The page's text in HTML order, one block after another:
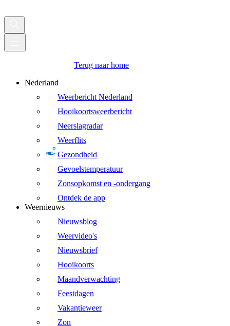
Terug naar home
Nederland
Weerbericht Nederland
Hooikoortsweerbericht
Neerslagradar
Weerflits
Gezondheid
Gevoelstemperatuur
Zonsopkomst en -ondergang
Ontdek de app
Weernieuws
Nieuwsblog
Weervideo's
Nieuwsbrief
Hooikoorts
Maandverwachting
Feestdagen
Vakantieweer
Zon